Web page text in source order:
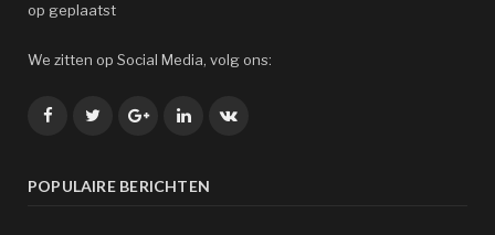
op geplaatst
We zitten op Social Media, volg ons:
FacebookTwitterGoogle+LinkedInVK
POPULAIRE BERICHTEN